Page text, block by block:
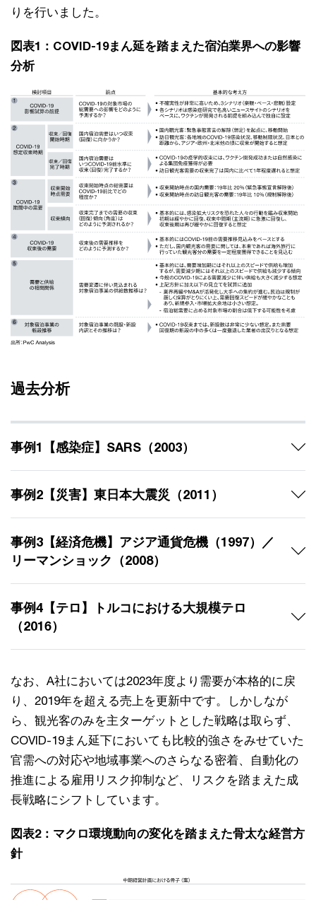
りを行いました。
図表1：COVID-19まん延を踏まえた宿泊業界への影響
分析
過去分析
事例1【感染症】SARS（2003）
事例2【災害】東日本大震災（2011）
事例3【経済危機】アジア通貨危機（1997）／
リーマンショック（2008）
事例4【テロ】トルコにおける大規模テロ
（2016）
なお、A社においては2023年度より需要が本格的に戻
り、2019年を超える売上を更新中です。しかしなが
ら、観光客のみを主ターゲットとした戦略は取らず、
COVID-19まん延下においても比較的強さをみせていた
官需への対応や地域事業へのさらなる密着、自動化の
推進による雇用リスク抑制など、リスクを踏まえた成
長戦略にシフトしています。
図表2：マクロ環境動向の変化を踏まえた骨太な経営方
針